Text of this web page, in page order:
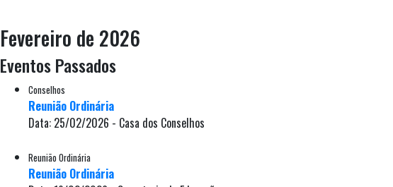
Fevereiro de 2026
Eventos Passados
Conselhos
Reunião Ordinária
Data: 25/02/2026 - Casa dos Conselhos
Reunião Ordinária
Reunião Ordinária